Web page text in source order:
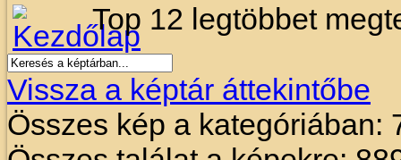
Top 12 legtöbbet
Vissza a képtár áttekintőbe
Összes kép a kategóriában: